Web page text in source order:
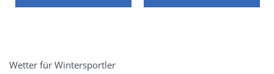
Wetter für Wintersportler